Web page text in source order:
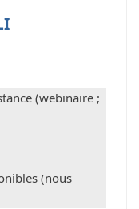
(webinaire ;
(nous